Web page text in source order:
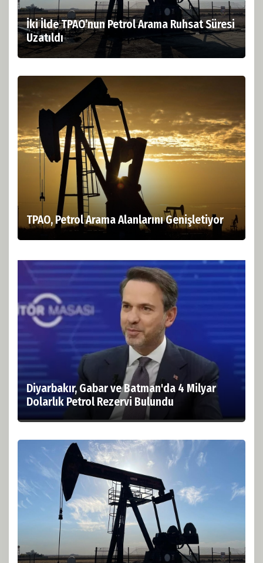
İki İlde TPAO’nun Petrol Arama Ruhsat Süresi
Uzatıldı
TPAO, Petrol Arama Alanlarını Genişletiyor
Diyarbakır, Gabar ve Batman'da 4 Milyar
Dolarlık Petrol Rezervi Bulundu